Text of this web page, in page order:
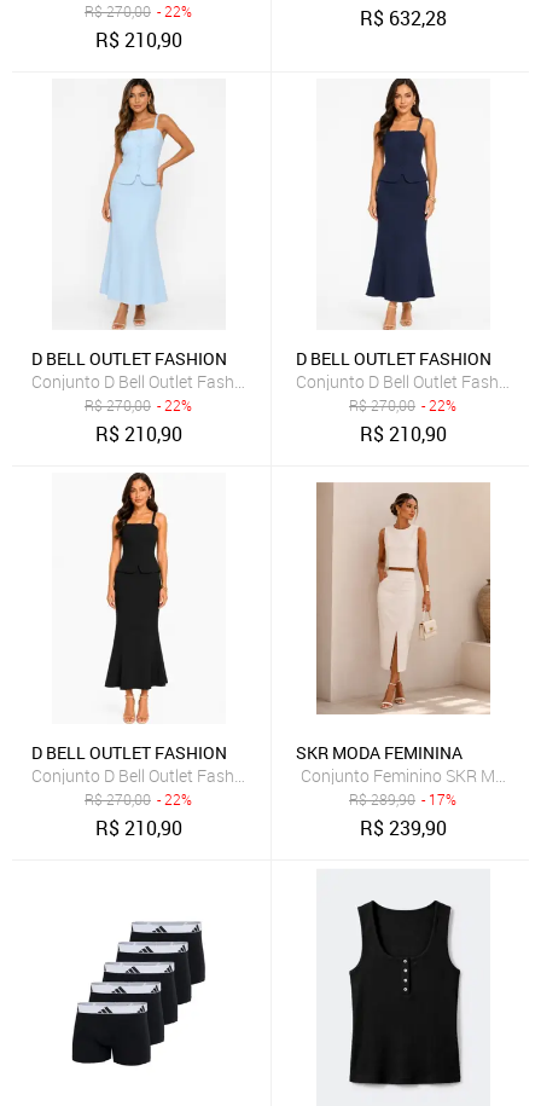
R$270,00 - 22%
R$210,90
R$ 632,28
D BELL OUTLET FASHION
Conjunto D Bell Outlet Fashion Botões Frontais Azul Bebê
R$270,00 - 22%
R$210,90
D BELL OUTLET FASHION
Conjunto D Bell Outlet Fashion
R$270,00 - 22%
R$210,90
D BELL OUTLET FASHION
Conjunto D Bell Outlet Fashion Botões Frontais Preto
R$270,00 - 22%
R$210,90
SKR MODA FEMININA
Conjunto Feminino SKR MODA
R$289,90 - 17%
R$239,90